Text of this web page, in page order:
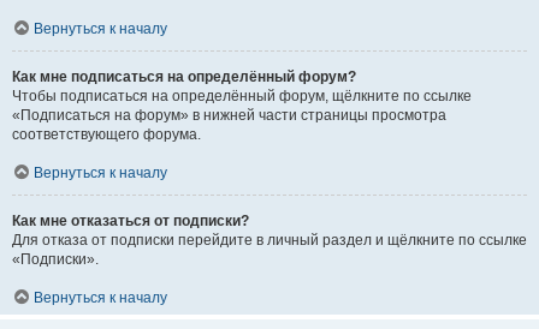
Вернуться к началу
Как мне подписаться на определённый форум?
Чтобы подписаться на определённый форум, щёлкните по ссылке
«Подписаться на форум» в нижней части страницы просмотра
соответствующего форума.
Вернуться к началу
Как мне отказаться от подписки?
Для отказа от подписки перейдите в личный раздел и щёлкните по ссылке
«Подписки».
Вернуться к началу